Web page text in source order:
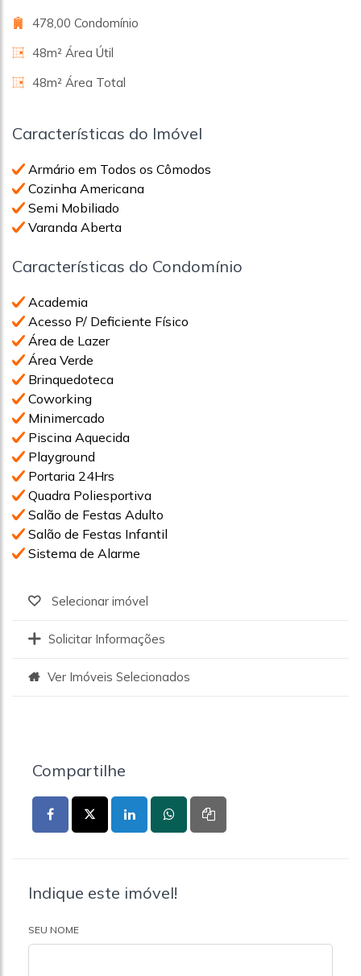
478,00 Condomínio
48m² Área Útil
48m² Área Total
Características do Imóvel
Armário em Todos os Cômodos
Cozinha Americana
Semi Mobiliado
Varanda Aberta
Características do Condomínio
Academia
Acesso P/ Deficiente Físico
Área de Lazer
Área Verde
Brinquedoteca
Coworking
Minimercado
Piscina Aquecida
Playground
Portaria 24Hrs
Quadra Poliesportiva
Salão de Festas Adulto
Salão de Festas Infantil
Sistema de Alarme
Selecionar imóvel
Solicitar Informações
Ver Imóveis Selecionados
Compartilhe
Indique este imóvel!
SEU NOME